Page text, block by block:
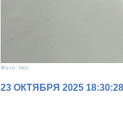
Фото: Нос
23 ОКТЯБРЯ 2025 18:30:28